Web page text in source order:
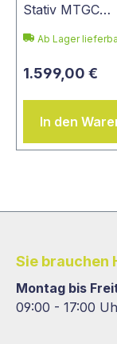
Stativ MTGC…
Ab Lager
1.599,00 €
In den
Sie brauchen
Montag bis
09:00 - 17:00